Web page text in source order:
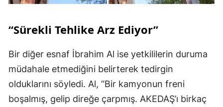
“Sürekli Tehlike Arz Ediyor”
Bir diğer esnaf İbrahim Al ise yetkililerin duruma
müdahale etmediğini belirterek tedirgin
olduklarını söyledi. Al, “Bir kamyonun freni
boşalmış, gelip direğe çarpmış. AKEDAŞ’ı birkaç